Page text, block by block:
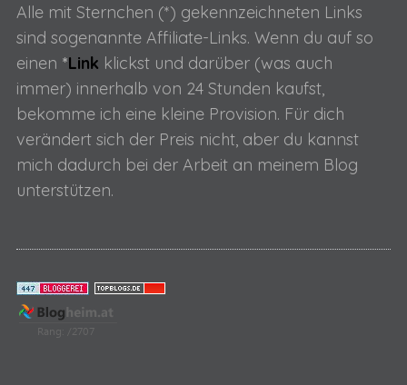
r
u
n
g
d
e
r
B
i
r
Alle mit Sternchen (*) gekennzeichneten Links
sind sogenannte Affiliate-Links. Wenn du auf so
einen *Link klickst und darüber (was auch
immer) innerhalb von 24 Stunden kaufst,
bekomme ich eine kleine Provision. Für dich
verändert sich der Preis nicht, aber du kannst
mich dadurch bei der Arbeit an meinem Blog
unterstützen.
S
e
c
f
o